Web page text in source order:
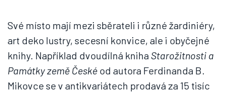
Své místo mají mezi sběrateli i různé žardiniéry,
art deko lustry, secesní konvice, ale i obyčejné
knihy. Například dvoudílná kniha Starožitnosti a
Památky země České od autora Ferdinanda B.
Mikovce se v antikvariátech prodavá za 15 tisíc